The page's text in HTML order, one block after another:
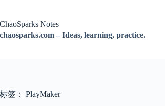
内
容
ChaoSparks Notes
chaosparks.com – Ideas, learning, practice.
标签： PlayMaker